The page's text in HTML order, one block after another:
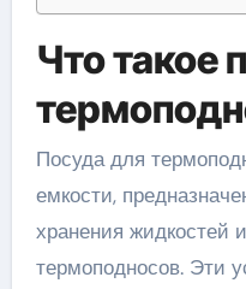
Что такое
Посуда для термоподносов – это специальные
емкости,
хранения
термоподносов. Эти